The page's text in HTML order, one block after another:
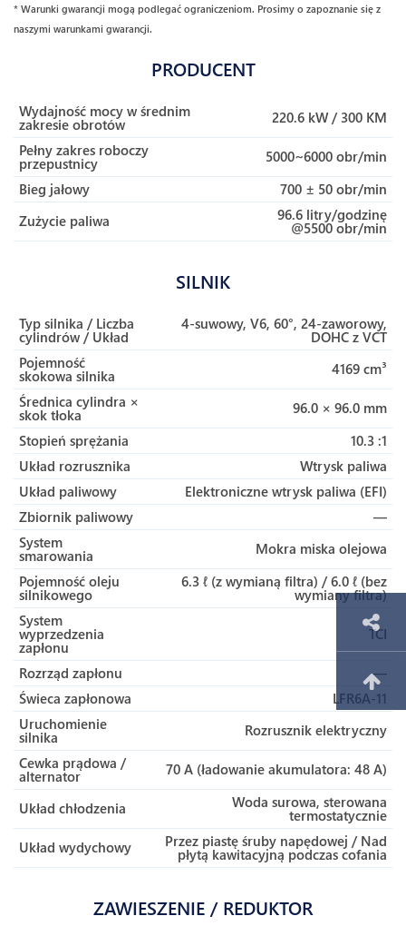
* Warunki gwarancji mogą podlegać ograniczeniom. Prosimy o zapoznanie się z
naszymi warunkami gwarancji.
PRODUCENT
Wydajność mocy w średnim
zakresie obrotów
220.6 kW / 300 KM
Pełny zakres roboczy
przepustnicy
5000~6000 obr/min
Bieg jałowy
700 ± 50 obr/min
Zużycie paliwa
96.6 litry/godzinę
@5500 obr/min
SILNIK
Typ silnika / Liczba
cylindrów / Układ
4-suwowy, V6, 60°, 24-zaworowy,
DOHC z VCT
Pojemność
skokowa silnika
4169 cm³
Średnica cylindra ×
skok tłoka
96.0 × 96.0 mm
Stopień sprężania
10.3 :1
Układ rozrusznika
Wtrysk paliwa
Układ paliwowy
Elektroniczne wtrysk paliwa (EFI)
Zbiornik paliwowy
—
System
smarowania
Mokra miska olejowa
Pojemność oleju
silnikowego
6.3 ℓ (z wymianą filtra) / 6.0 ℓ (bez
wymiany filtra)
System
wyprzedzenia
zapłonu
TCI
Rozrząd zapłonu
—
Świeca zapłonowa
LFR6A-11
Uruchomienie
silnika
Rozrusznik elektryczny
Cewka prądowa /
alternator 70 A (ładowanie akumulatora: 48 A)
Układ chłodzenia Woda surowa, sterowana
termostatycznie
Układ wydychowy
Przez piastę śruby napędowej / Nad
płytą kawitacyjną podczas cofania
ZAWIESZENIE / REDUKTOR